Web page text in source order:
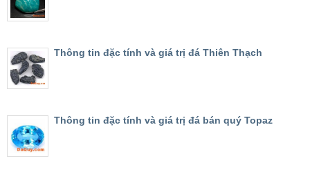
Thông tin đặc tính và giá trị đá Thiên Thạch
Thông tin đặc tính và giá trị đá bán quý Topaz